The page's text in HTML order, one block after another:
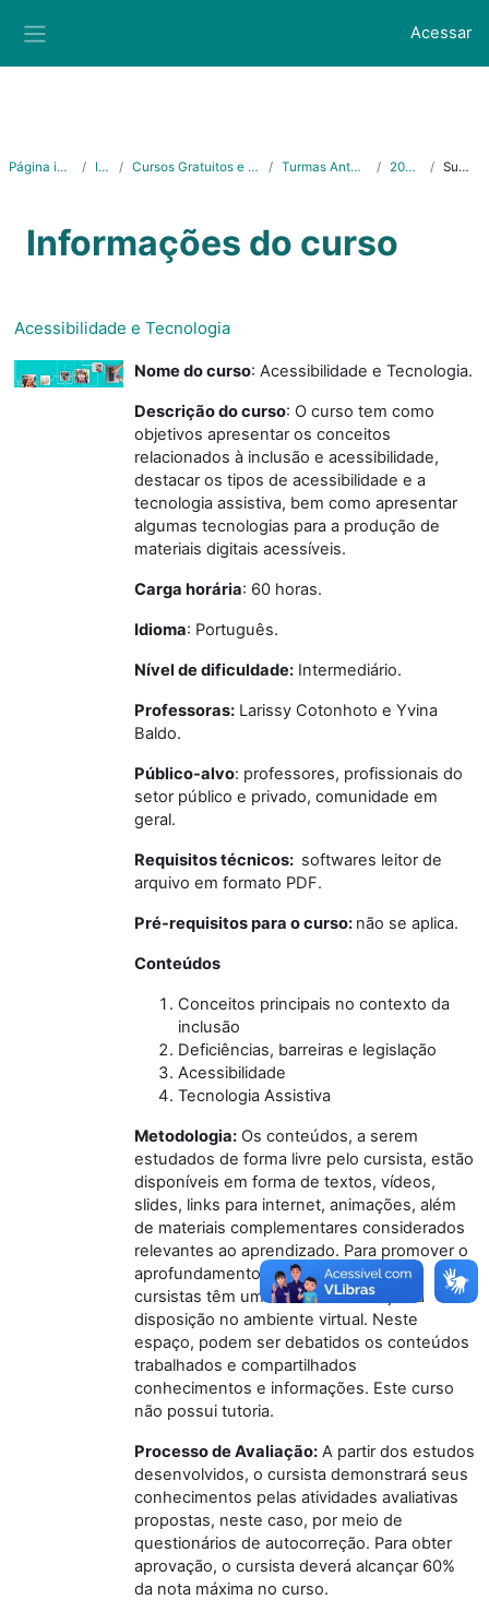
Acessar
Página inicial Ifes Cursos Gratuitos e Abertos Turmas Anteriores 2020/2 Sumário
Informações do curso
Acessibilidade e Tecnologia
Nome do curso: Acessibilidade e Tecnologia.
Descrição do curso: O curso tem como
objetivos apresentar os conceitos
relacionados à inclusão e acessibilidade,
destacar os tipos de acessibilidade e a
tecnologia assistiva, bem como apresentar
algumas tecnologias para a produção de
materiais digitais acessíveis.
Carga horária: 60 horas.
Idioma: Português.
Nível de dificuldade: Intermediário.
Professoras: Larissy Cotonhoto e Yvina
Baldo.
Público-alvo: professores, profissionais do
setor público e privado, comunidade em
geral.
Requisitos técnicos: softwares leitor de
arquivo em formato PDF.
Pré-requisitos para o curso: não se aplica.
Conteúdos
Conceitos principais no contexto da
inclusão
Deficiências, barreiras e legislação
Acessibilidade
Tecnologia Assistiva
Metodologia: Os conteúdos, a serem
estudados de forma livre pelo cursista, estão
disponíveis em forma de textos, vídeos,
slides, links para internet, animações, além
de materiais complementares considerados
relevantes ao aprendizado. Para promover o
aprofundamento das discussões, os
cursistas têm um fórum de interação à
disposição no ambiente virtual. Neste
espaço, podem ser debatidos os conteúdos
trabalhados e compartilhados
conhecimentos e informações. Este curso
não possui tutoria.
Processo de Avaliação: A partir dos estudos
desenvolvidos, o cursista demonstrará seus
conhecimentos pelas atividades avaliativas
propostas, neste caso, por meio de
questionários de autocorreção. Para obter
aprovação, o cursista deverá alcançar 60%
da nota máxima no curso.